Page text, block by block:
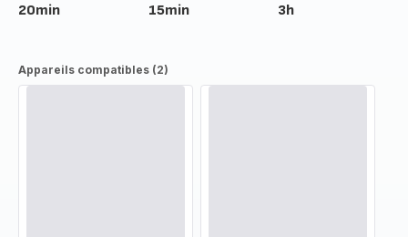
20min 15min 3h
Appareils compatibles (2)